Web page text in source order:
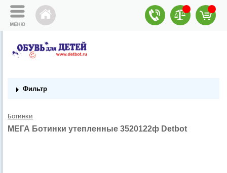
Фильтр
Ботинки
МЕГА Ботинки утепленные 3520122ф Detbot